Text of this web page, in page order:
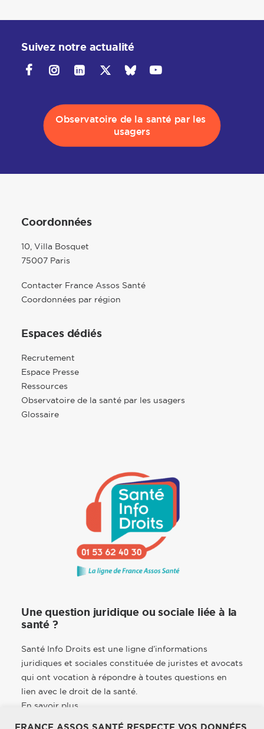
Suivez notre actualité
Observatoire de la santé par les
usagers
Coordonnées
10, Villa Bosquet
75007 Paris
Contacter France Assos Santé
Coordonnées par région
Espaces dédiés
Recrutement
Espace Presse
Ressources
Observatoire de la santé par les usagers
Glossaire
Une question juridique ou sociale liée à la
santé ?
Santé Info Droits est une ligne d’informations
juridiques et sociales constituée de juristes et avocats
qui ont vocation à répondre à toutes questions en
lien avec le droit de la santé.
En savoir plus